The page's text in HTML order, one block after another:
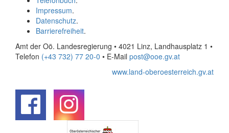
Impressum.
Datenschutz.
Barrierefreiheit.
Amt der Oö. Landesregierung • 4021 Linz, Landhausplatz 1 •
Telefon (+43 732) 77 20-0 • E-Mail post@ooe.gv.at
www.land-oberoesterreich.gv.at